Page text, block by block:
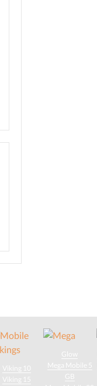
Viking 10
Viking 15
Glow
Mega Mobile 5
GB